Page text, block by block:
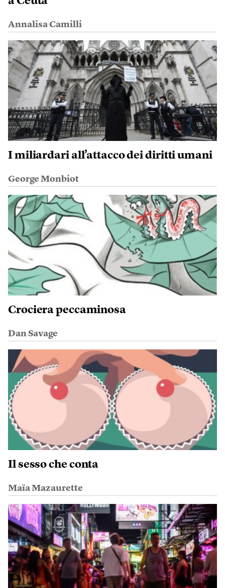
Annalisa Camilli
I miliardari all’attacco dei diritti umani
George Monbiot
Crociera peccaminosa
Dan Savage
Il sesso che conta
Maïa Mazaurette